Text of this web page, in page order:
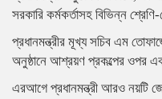
সরকারি কর্মকর্তাসহ বিভিন্ন
প্রধানমন্ত্রীর মূখ্য সচিব এম
অনুষ্ঠানে আশ্রয়ণ প্রকল্পের ওপর
এরআগে প্রধানমন্ত্রী আরও নয়টি